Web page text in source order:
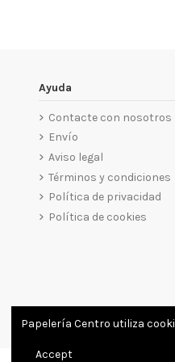
Ayuda
Contacte con nosotros
Envío
Aviso legal
Términos y condiciones
Política de privacidad
Política de cookies
Papelería Centro utiliza
Accept